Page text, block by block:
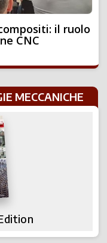
il ruolo
CNC
MECCANICHE